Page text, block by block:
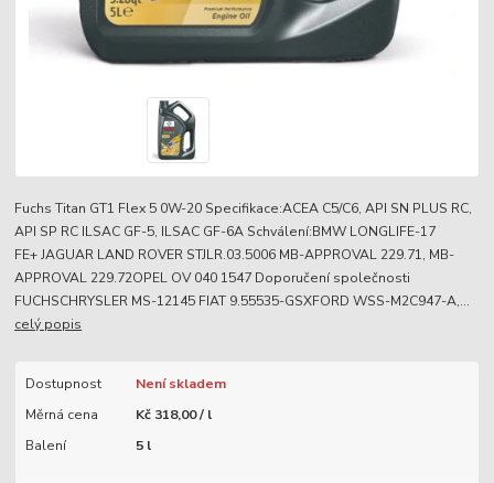
Fuchs Titan GT1 Flex 5 0W-20 Specifikace:ACEA C5/C6, API SN PLUS RC,
API SP RC ILSAC GF-5, ILSAC GF-6A Schválení:BMW LONGLIFE-17
FE+ JAGUAR LAND ROVER STJLR.03.5006 MB-APPROVAL 229.71, MB-
APPROVAL 229.72OPEL OV 040 1547 Doporučení společnosti
FUCHSCHRYSLER MS-12145 FIAT 9.55535-GSXFORD WSS-M2C947-A,...
celý popis
Dostupnost
Není skladem
Měrná cena
Kč 318,00 / l
Balení
5 l